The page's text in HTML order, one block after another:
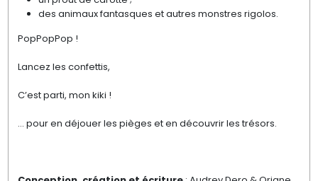
des animaux fantasques et autres monstres rigolos.
PopPopPop !
Lancez les confettis,
C’est parti, mon kiki !
… pour en déjouer les pièges et en découvrir les trésors.